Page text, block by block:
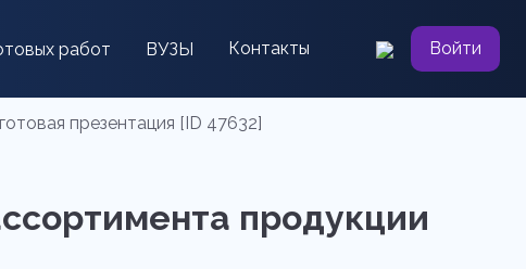
работ ВУЗЫ Контакты Войти
презентация [ID 47632]
продукции